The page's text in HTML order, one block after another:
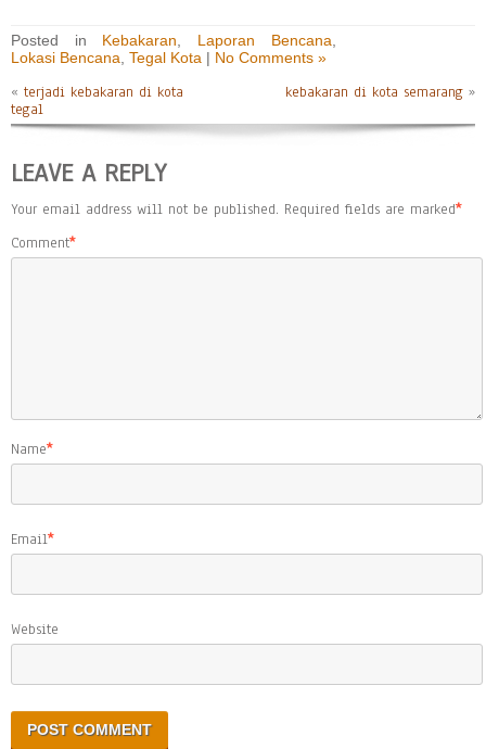
Posted in Kebakaran Laporan Bencana
Lokasi Bencana Tegal Kota | No Comments »
« terjadi kebakaran di kota
tegal
kebakaran di kota semarang »
LEAVE A REPLY
Your email address will not be published. Required fields are marked*
Comment*
Name*
Email*
Website